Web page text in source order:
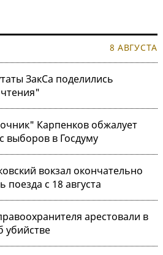
8 АВГУСТА
ЗакСа поделились
Карпенков обжалует
выборов в Госдуму
вокзал окончательно
с 18 августа
арестовали в
убийстве